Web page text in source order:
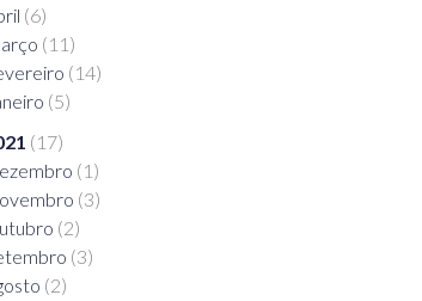
(6)
(11)
(14)
(5)
(17)
(1)
(3)
(2)
(3)
(2)